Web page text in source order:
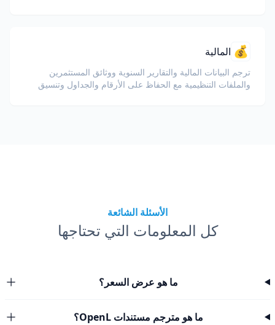
💰 المالية
ترجم البيانات المالية والتقارير السنوية ووثائق المستثمرين
والملفات التنظيمية مع الحفاظ على الأرقام والجداول وتنسيق
الأسئلة الشائعة
كل المعلومات التي تحتاجها
ما هو عرض السعر؟
ما هو مترجم مستندات OpenL؟